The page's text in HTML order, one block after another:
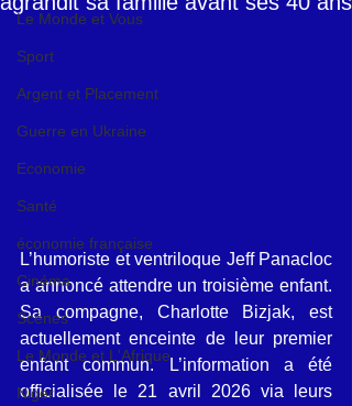
Le Monde et Vous
Sport
Argent et Placement
Guerre en Ukraine
Economie
Santé
économie française
Cinéma
Scènes
Le Monde et L'Afrique
Niger
L’humoriste et ventriloque Jeff Panacloc
a annoncé attendre un troisième enfant.
Sa compagne, Charlotte Bizjak, est
actuellement enceinte de leur premier
enfant commun. L’information a été
officialisée le 21 avril 2026 via leurs